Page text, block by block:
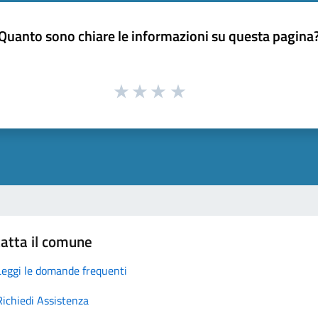
sono chiare le informazioni su questa
il comune
le domande frequenti
Assistenza